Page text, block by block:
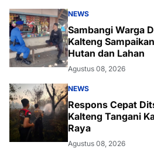
NEWS
Sambangi Warga
Kalteng
Hutan dan Lahan
Agustus 08, 2026
NEWS
Respons Cepat
Kalteng Tangani
Raya
Agustus 08, 2026